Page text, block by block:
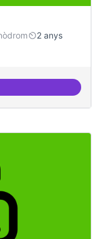
2 anys
masterclass